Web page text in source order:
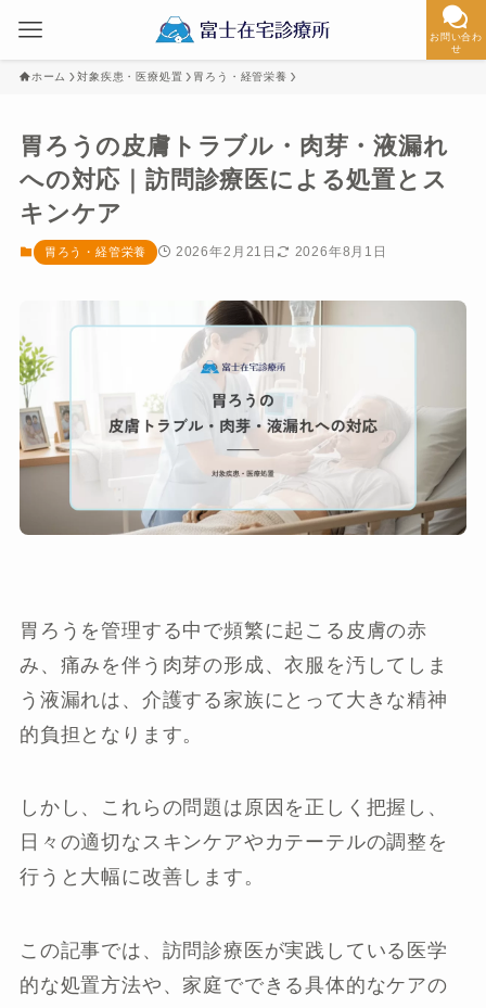
お問い合わ
せ
ホーム 対象疾患・医療処置 胃ろう・経管栄養
胃ろうの皮膚トラブル・肉芽・液漏れ
への対応｜訪問診療医による処置とス
キンケア
胃ろう・経管栄養 2026年2月21日 2026年8月1日
胃ろうを管理する中で頻繁に起こる皮膚の赤
み、痛みを伴う肉芽の形成、衣服を汚してしま
う液漏れは、介護する家族にとって大きな精神
的負担となります。
しかし、これらの問題は原因を正しく把握し、
日々の適切なスキンケアやカテーテルの調整を
行うと大幅に改善します。
この記事では、訪問診療医が実践している医学
的な処置方法や、家庭でできる具体的なケアの